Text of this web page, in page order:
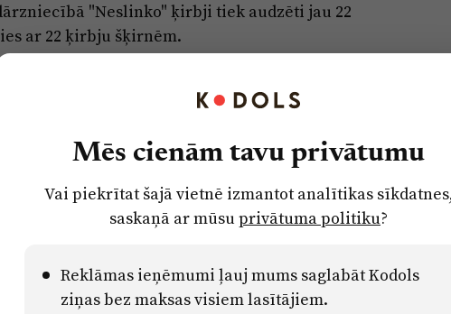
"Neslinko" ķirbji tiek audzēti jau 22
ar 22 ķirbju šķirnēm.
Mēs cienām tavu privātumu
Vai piekrītat šajā vietnē izmantot analītikas
saskaņā ar mūsu privātuma politiku?
Reklāmas ieņēmumi ļauj mums saglabāt Kodols
ziņas bez maksas visiem lasītājiem.